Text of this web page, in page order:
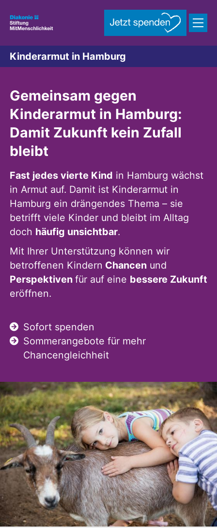
Kinderarmut in Hamburg
Gemeinsam gegen
Kinderarmut in Hamburg:
Damit Zukunft kein Zufall
bleibt
Fast jedes vierte Kind in Hamburg wächst
in Armut auf. Damit ist Kinderarmut in
Hamburg ein drängendes Thema – sie
betrifft viele Kinder und bleibt im Alltag
doch häufig unsichtbar.
Mit Ihrer Unterstützung können wir
betroffenen Kindern Chancen und
Perspektiven für auf eine bessere Zukunft
eröffnen.
Sofort spenden
Sommerangebote für mehr
Chancengleichheit